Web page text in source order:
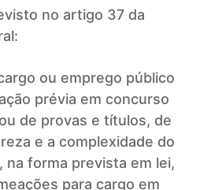
no artigo 37 da
ou emprego público
prévia em concurso
de provas e títulos, de
e a complexidade do
na forma prevista em lei,
para cargo em